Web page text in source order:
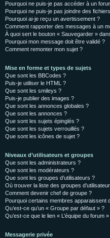
Pourquoi ne puis-je pas accéder à un
Pourquoi ne puis-je pas joindre des
Pourquoi ai-je reçu un avertissement ?
Comment rapporter des messages à un
À quoi sert le bouton « Sauvegarder »
Pourquoi mon message doit être validé ?
Comment remonter mon sujet ?
Mise en forme et types de sujets
Que sont les BBCodes ?
Puis-je utiliser le HTML ?
Que sont les smileys ?
Puis-je publier des images ?
Que sont les annonces globales ?
Que sont les annonces ?
Que sont les sujets épinglés ?
Que sont les sujets verrouillés ?
Que sont les icônes de sujet ?
Niveaux d’utilisateurs et groupes
Que sont les administrateurs ?
Que sont les modérateurs ?
Que sont les groupes d’utilisateurs ?
Où trouver la liste des groupes
Comment devenir chef de groupe ?
Pourquoi certains membres apparaissent
Qu’est-ce qu’un « Groupe par défaut » ?
Qu’est-ce que le lien « L’équipe du forum »
Messagerie privée